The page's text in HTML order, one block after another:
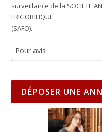
surveillance de la SOCIETE
FRIGORIFIQUE
(SAFO).
Pour avis
DÉPOSER UNE